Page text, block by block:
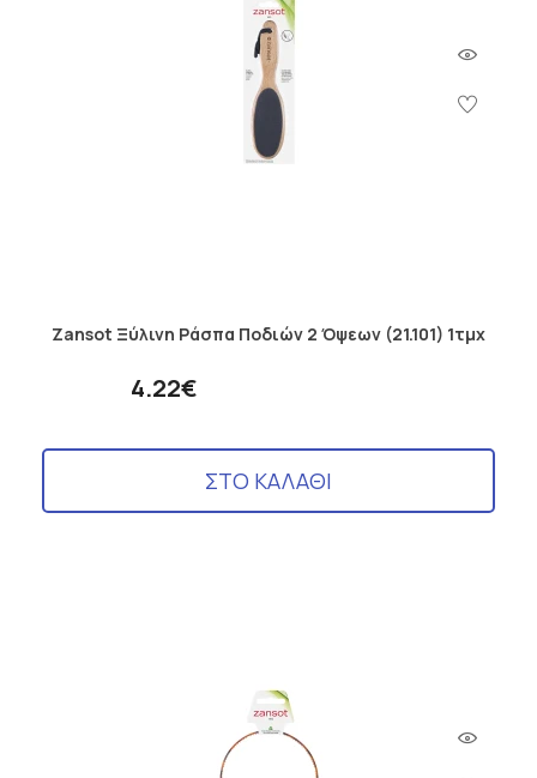
Zansot Ξύλινη Ράσπα Ποδιών 2 Όψεων (21.101) 1τμχ
4.22€
ΣΤΟ ΚΑΛΑΘΙ